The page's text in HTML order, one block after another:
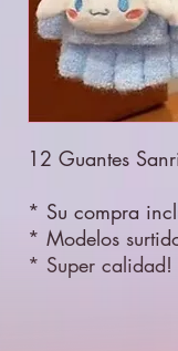
12 Guantes
* Su compra
* Modelos
* Super calidad!